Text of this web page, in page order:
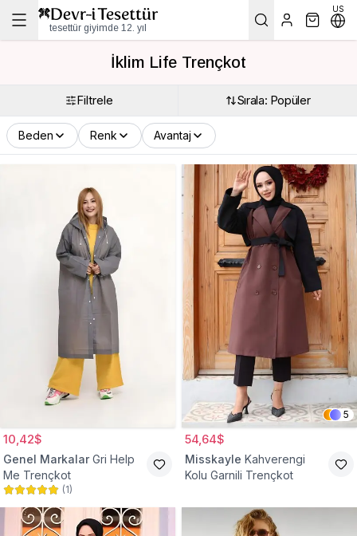
tesettür giyimde 12. yıl
US
İklim Life Trençkot
Filtrele Sırala: Popüler
Beden Renk Avantaj
10,42$
Genel Markalar Gri Help
Me Trençkot
(1)
5
54,64$
Misskayle Kahverengi
Kolu Garnili Trençkot